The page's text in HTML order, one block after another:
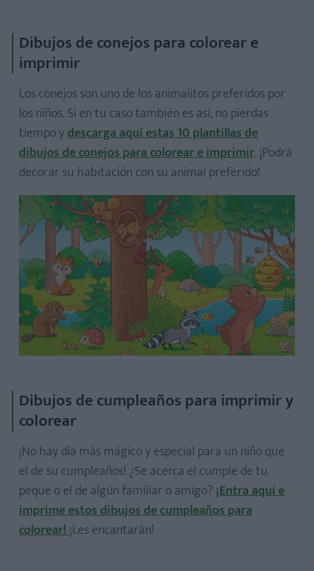
Dibujos de conejos para colorear e
imprimir
Los conejos son uno de los animalitos preferidos por
los niños. Si en tu caso también es así, no pierdas
tiempo ydescarga aquí estas 10 plantillas de
dibujos de conejos para colorear e imprimir. ¡Podrá
decorar su habitación con su animal preferido!
Dibujos de cumpleaños para imprimir y
colorear
¡No hay día más mágico y especial para un niño que
el de su cumpleaños! ¿Se acerca el cumple de tu
peque o el de algún familiar o amigo? ¡Entra aquí e
imprime estos dibujos de cumpleaños para
colorear!¡Les encantarán!